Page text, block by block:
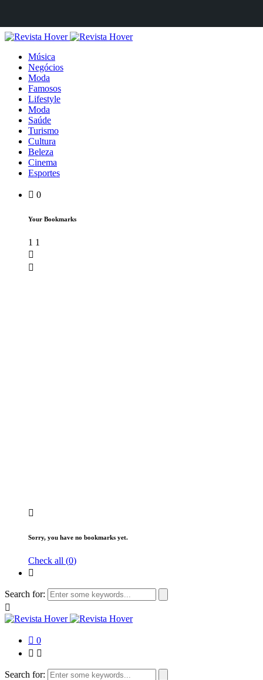
Música
Negócios
Moda
Famosos
Lifestyle
Moda
Saúde
Turismo
Cultura
Beleza
Cinema
Esportes
0
Your Bookmarks
1 1
Sorry, you have no bookmarks yet.
Check all (0)
Search for:
0
Search for: